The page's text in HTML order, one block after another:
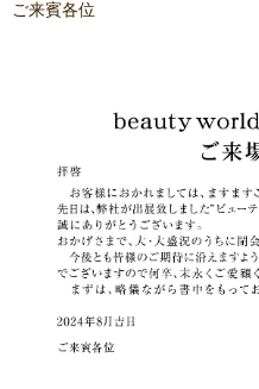
ご来賓各位